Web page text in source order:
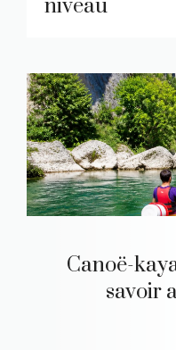
niveau
Canoë-
savoir